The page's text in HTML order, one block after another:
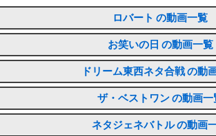
ロバート の動画一覧
お笑いの日 の動画一覧
ドリーム東西ネタ合戦 の動
ザ・ベストワン の動画一
ネタジェネバトル の動画